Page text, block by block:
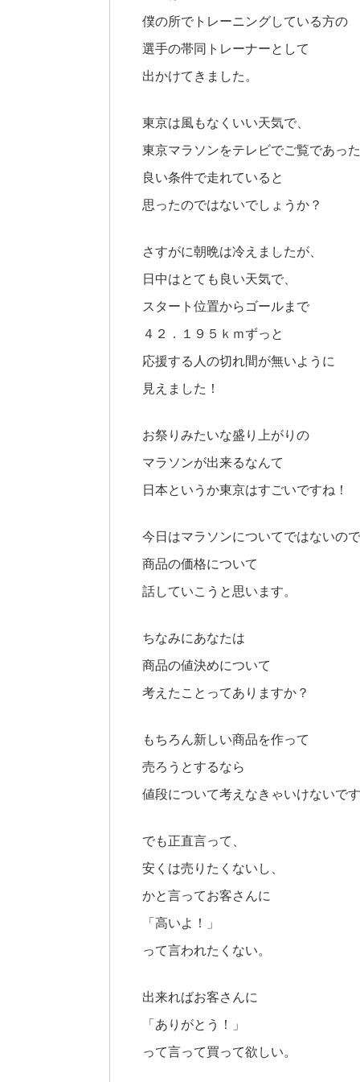
僕の所でトレーニングしている方の
選手の帯同トレーナーとして
出かけてきました。
東京は風もなくいい天気で、
東京マラソンをテレビでご覧であっ
良い条件で走れていると
思ったのではないでしょうか？
さすがに朝晩は冷えましたが、
日中はとても良い天気で、
スタート位置からゴールまで
４２．１９５ｋｍずっと
応援する人の切れ間が無いように
見えました！
お祭りみたいな盛り上がりの
マラソンが出来るなんて
日本というか東京はすごいですね！
今日はマラソンについてではないの
商品の価格について
話していこうと思います。
ちなみにあなたは
商品の値決めについて
考えたことってありますか？
もちろん新しい商品を作って
売ろうとするなら
値段について考えなきゃいけないで
でも正直言って、
安くは売りたくないし、
かと言ってお客さんに
「高いよ！」
って言われたくない。
出来ればお客さんに
「ありがとう！」
って言って買って欲しい。